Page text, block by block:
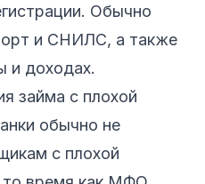
Обычно
и СНИЛС, а также
и доходах.
займа с плохой
обычно не
с плохой